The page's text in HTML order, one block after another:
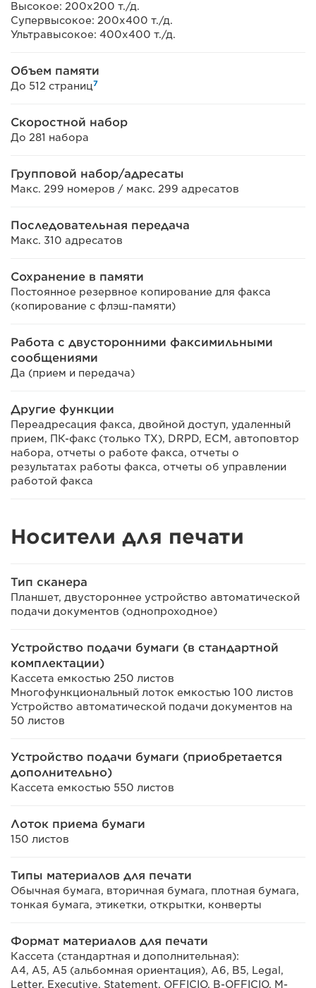
Высокое: 200x200 т./д.
Супервысокое: 200x400 т./д.
Ультравысокое: 400x400 т./д.
Объем памяти
До 512 страниц7
Скоростной набор
До 281 набора
Групповой набор/адресаты
Макс. 299 номеров / макс. 299 адресатов
Последовательная передача
Макс. 310 адресатов
Сохранение в памяти
Постоянное резервное копирование для факса
(копирование с флэш-памяти)
Работа с двусторонними факсимильными
сообщениями
Да (прием и передача)
Другие функции
Переадресация факса, двойной доступ, удаленный
прием, ПК-факс (только TX), DRPD, ECM, автоповтор
набора, отчеты о работе факса, отчеты о
результатах работы факса, отчеты об управлении
работой факса
Носители для печати
Тип сканера
Планшет, двустороннее устройство автоматической
подачи документов (однопроходное)
Устройство подачи бумаги (в стандартной
комплектации)
Кассета емкостью 250 листов
Многофункциональный лоток емкостью 100 листов
Устройство автоматической подачи документов на
50 листов
Устройство подачи бумаги (приобретается
дополнительно)
Кассета емкостью 550 листов
Лоток приема бумаги
150 листов
Типы материалов для печати
Обычная бумага, вторичная бумага, плотная бумага,
тонкая бумага, этикетки, открытки, конверты
Формат материалов для печати
Кассета (стандартная и дополнительная):
A4, A5, A5 (альбомная ориентация), A6, B5, Legal,
Letter, Executive, Statement, OFFICIO, B-OFFICIO, M-